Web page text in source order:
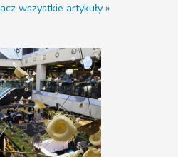
wszystkie artykuły